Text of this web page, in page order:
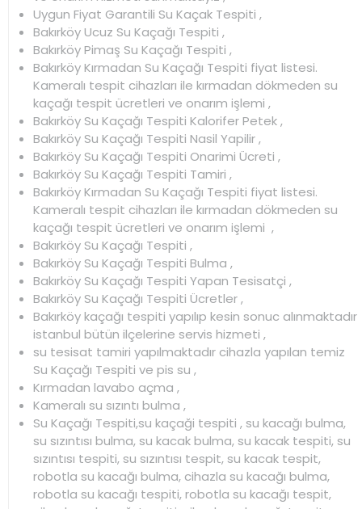
Uygun Fiyat Garantili Su Kaçak Tespiti ,
Bakırköy Ucuz Su Kaçağı Tespiti ,
Bakırköy Pimaş Su Kaçağı Tespiti ,
Bakırköy Kırmadan Su Kaçağı Tespiti fiyat listesi.
Kameralı tespit cihazları ile kırmadan dökmeden su
kaçağı tespit ücretleri ve onarım işlemi ,
Bakırköy Su Kaçağı Tespiti Kalorifer Petek ,
Bakırköy Su Kaçağı Tespiti Nasil Yapilir ,
Bakırköy Su Kaçağı Tespiti Onarimi Ücreti ,
Bakırköy Su Kaçağı Tespiti Tamiri ,
Bakırköy Kırmadan Su Kaçağı Tespiti fiyat listesi.
Kameralı tespit cihazları ile kırmadan dökmeden su
kaçağı tespit ücretleri ve onarım işlemi ,
Bakırköy Su Kaçağı Tespiti ,
Bakırköy Su Kaçağı Tespiti Bulma ,
Bakırköy Su Kaçağı Tespiti Yapan Tesisatçi ,
Bakırköy Su Kaçağı Tespiti Ücretler ,
Bakırköy kaçağı tespiti yapılıp kesin sonuc alınmaktadır
istanbul bütün ilçelerine servis hizmeti ,
su tesisat tamiri yapılmaktadır cihazla yapılan temiz
Su Kaçağı Tespiti ve pis su ,
Kırmadan lavabo açma ,
Kameralı su sızıntı bulma ,
Su Kaçağı Tespiti,su kaçaği tespiti , su kacağı bulma,
su sızıntısı bulma, su kacak bulma, su kacak tespiti, su
sızıntısı tespiti, su sızıntısı tespit, su kacak tespit,
robotla su kacağı bulma, cihazla su kacağı bulma,
robotla su kacağı tespiti, robotla su kacağı tespit,